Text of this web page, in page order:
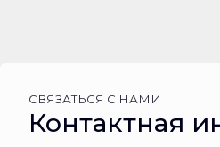
СВЯЗАТЬСЯ С НАМИ
Контактная